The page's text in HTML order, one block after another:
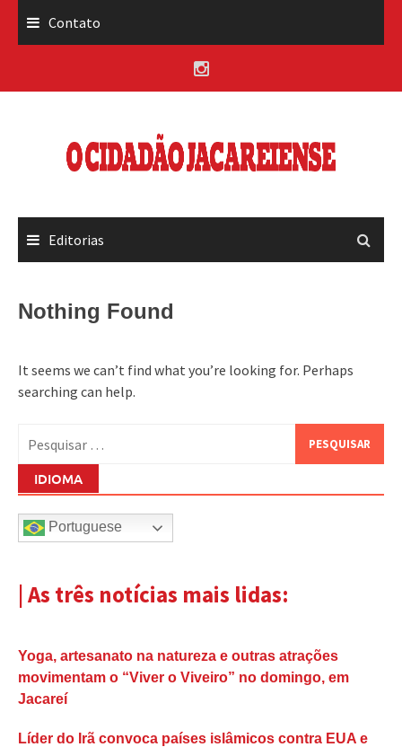
Contato
Editorias
Nothing Found
It seems we can’t find what you’re looking for. Perhaps
searching can help.
por:
IDIOMA
Portuguese
| As três notícias mais lidas:
Yoga, artesanato na natureza e outras atrações
movimentam o “Viver o Viveiro” no domingo, em
Jacareí
Líder do Irã convoca países islâmicos contra EUA e